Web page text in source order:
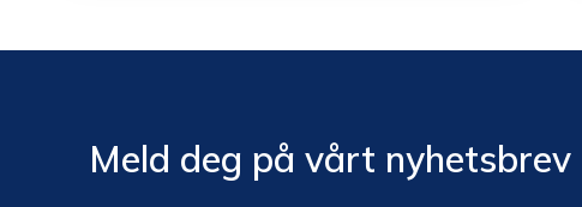
Meld deg på vårt nyhetsbrev